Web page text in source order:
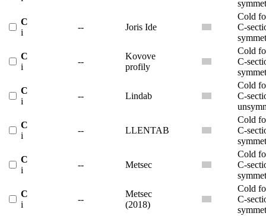
C
i
-- Joris Ide
Cold
C-
C
i
--
Kovove
profily
Cold
C-
C
i
-- Lindab
Cold
C-
C
i
-- LLENTAB
Cold
C-
C
i
-- Metsec
Cold
C-
C
i
--
Metsec
(2018)
Cold
C-